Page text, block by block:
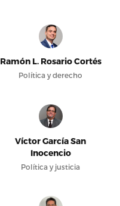
Ramón L. Rosario Cortés
Política y derecho
Víctor García San
Inocencio
Política y justicia